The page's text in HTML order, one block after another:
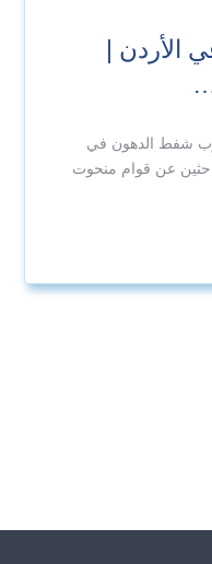
الأردن |
شفط الدهون في
عن قوام منحوت